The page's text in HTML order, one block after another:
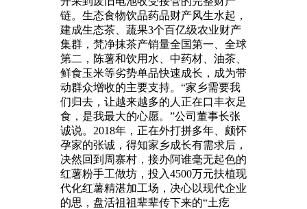
链。生态食物饮品药品财产风生水起，
建成生态茶、蔬果3个百亿级农业财产
集群，梵净抹茶产销量全国第一、全球
第二，陈薯和饮用水、中药材、油茶、
鲜食玉米等劣势单品快速成长，成为带
动群众增收的主要支持。“家乡需要我
们归去，让越来越多的人正在口丰衣足
食，是我最大的心愿。”公司董事长张
诚说。2018年，正在外打拼多年、颇怀
孕家的张诚，得知家乡成长有需求后，
决然回到周寨村，接办阿谁毫无起色的
红薯粉手工做坊，投入4500万元扶植现
代化红薯精湛加工场，决心以现代企业
的思，盘活祖祖辈辈传下来的“土疙